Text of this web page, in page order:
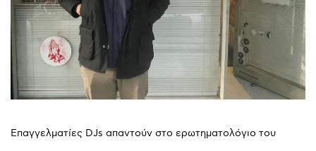
Επαγγελματίες DJs απαντούν στο ερωτηματολόγιο του